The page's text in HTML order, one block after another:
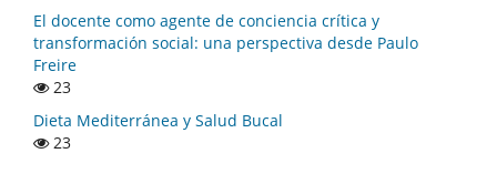
El docente como agente de conciencia crítica y
transformación social: una perspectiva desde Paulo
Freire
23
Dieta Mediterránea y Salud Bucal
23